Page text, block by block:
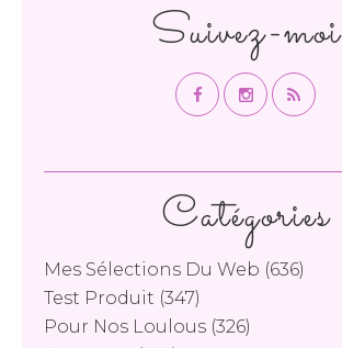
Catégories
Mes Sélections Du Web (636)
Test Produit (347)
Pour Nos Loulous (326)
Suivez-moi